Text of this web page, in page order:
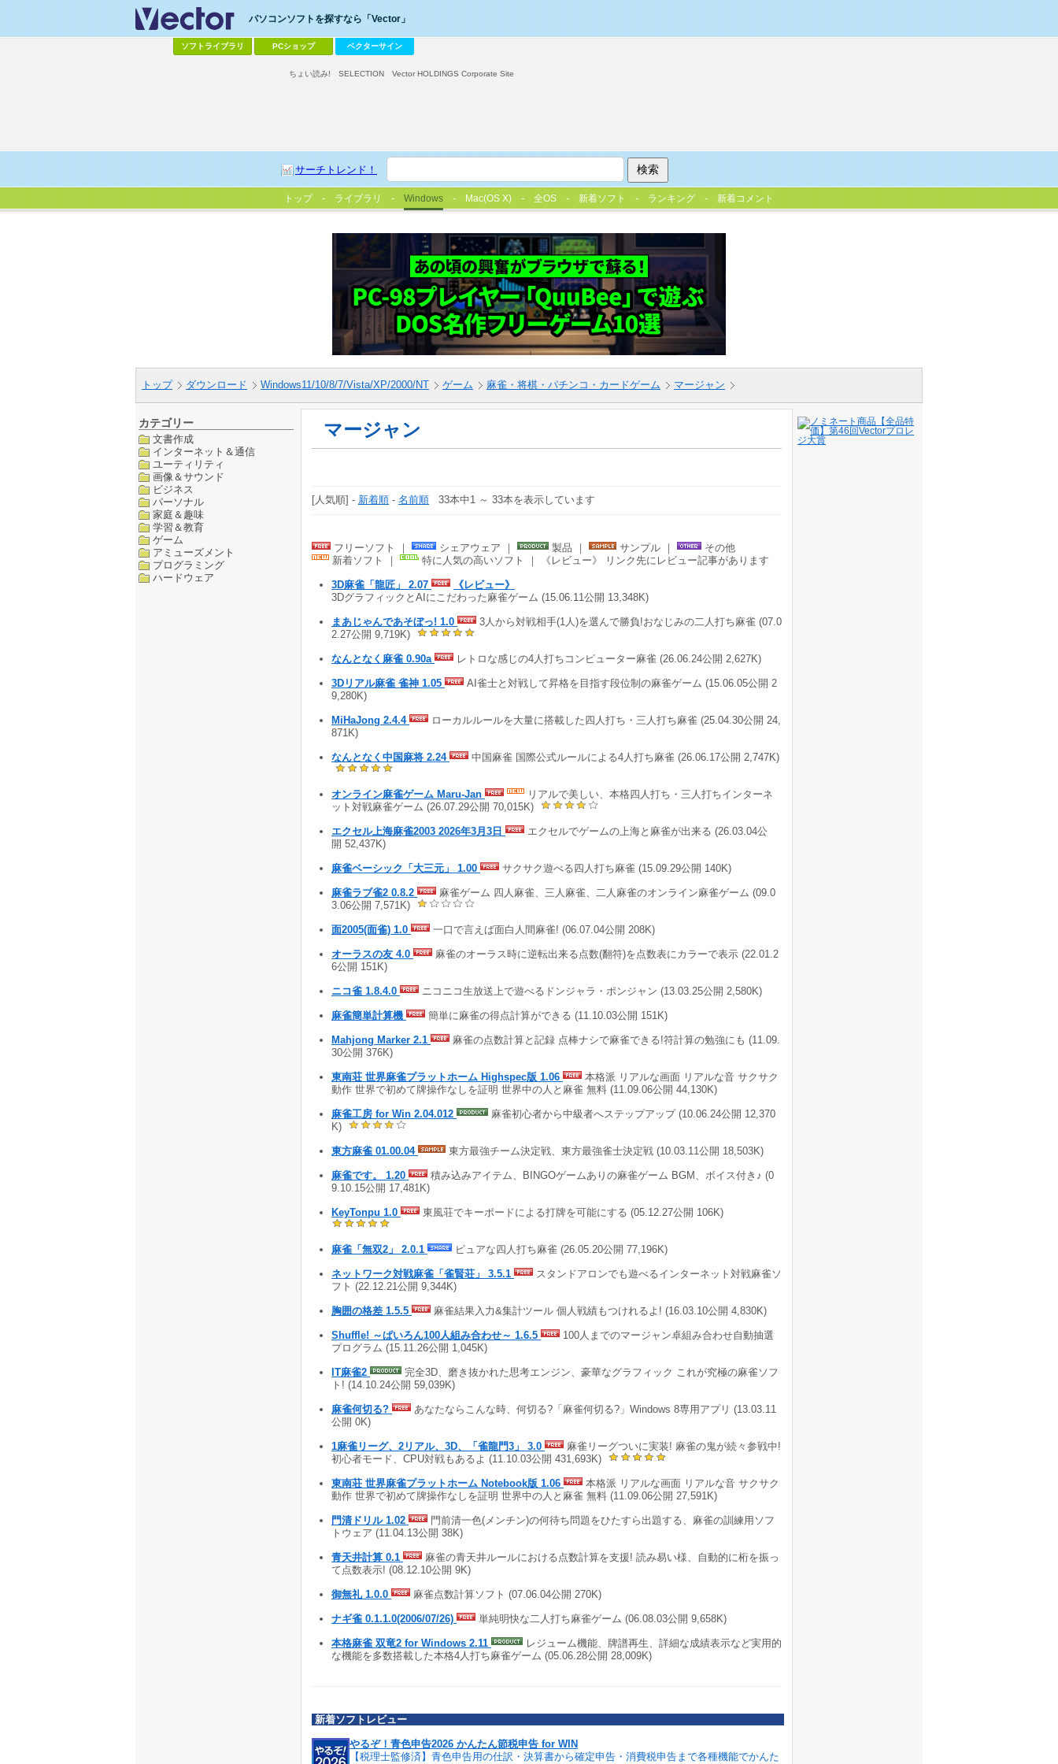
パソコンソフトを探すなら「Vector」
ソフトライブラリ PCショップ ベクターサイン
サーチトレンド！
ちょい読み! SELECTION Vector HOLDINGS Corporate Site
トップ ライブラリ Windows Mac(OS X) 全OS 新着ソフト ランキング 新着コメント
トップ ダウンロード Windows11/10/8/7/Vista/XP/2000/NT ゲーム 麻雀・将棋・パチンコ・カードゲーム マージャン
カテゴリー
文書作成
インターネット＆通信
ユーティリティ
画像＆サウンド
ビジネス
パーソナル
家庭＆趣味
学習＆教育
ゲーム
アミューズメント
プログラミング
ハードウェア
マージャン
[人気順] - 新着順 - 名前順 33本中1 ～ 33本を表示しています
フリーソフト ｜ シェアウェア ｜ 製品 ｜ サンプル ｜
その他
新着ソフト ｜
特に人気の高いソフト ｜ 《レビュー》 リンク先にレビュー記事があります
3D麻雀「龍匠」 2.07
《レビュー》
3DグラフィックとAIにこだわった麻雀ゲーム (15.06.11公開 13,348K)
まあじゃんであそぼっ! 1.0
3人から対戦相手(1人)を選んで勝負!おなじみの二人打ち麻雀 (07.0
2.27公開 9,719K)
なんとなく麻雀 0.90a レトロな感じの4人打ちコンピューター麻雀 (26.06.24公開 2,627K)
3Dリアル麻雀 雀神 1.05
AI雀士と対戦して昇格を目指す段位制の麻雀ゲーム (15.06.05公開 2
9,280K)
MiHaJong 2.4.4
ローカルルールを大量に搭載した四人打ち・三人打ち麻雀 (25.04.30公開 24,
871K)
なんとなく中国麻将 2.24 中国麻雀 国際公式ルールによる4人打ち麻雀 (26.06.17公開 2,747K)
オンライン麻雀ゲーム Maru-Jan
リアルで美しい、本格四人打ち・三人打ちインターネ
ット対戦麻雀ゲーム (26.07.29公開 70,015K)
エクセル上海麻雀2003 2026年3月3日
エクセルでゲームの上海と麻雀が出来る (26.03.04公
開 52,437K)
麻雀ベーシック「大三元」 1.00 サクサク遊べる四人打ち麻雀 (15.09.29公開 140K)
麻雀ラブ雀2 0.8.2
麻雀ゲーム 四人麻雀、三人麻雀、二人麻雀のオンライン麻雀ゲーム (09.0
3.06公開 7,571K)
面2005(面雀) 1.0 一口で言えば面白人間麻雀! (06.07.04公開 208K)
オーラスの友 4.0
麻雀のオーラス時に逆転出来る点数(翻符)を点数表にカラーで表示 (22.01.2
6公開 151K)
ニコ雀 1.8.4.0 ニコニコ生放送上で遊べるドンジャラ・ポンジャン (13.03.25公開 2,580K)
麻雀簡単計算機 簡単に麻雀の得点計算ができる (11.10.03公開 151K)
Mahjong Marker 2.1
麻雀の点数計算と記録 点棒ナシで麻雀できる!符計算の勉強にも (11.09.
30公開 376K)
東南荘 世界麻雀プラットホーム Highspec版 1.06
本格派 リアルな画面 リアルな音 サクサク
動作 世界で初めて牌操作なしを証明 世界中の人と麻雀 無料 (11.09.06公開 44,130K)
麻雀工房 for Win 2.04.012
麻雀初心者から中級者へステップアップ (10.06.24公開 12,370
K)
東方麻雀 01.00.04 東方最強チーム決定戦、東方最強雀士決定戦 (10.03.11公開 18,503K)
麻雀です。 1.20
積み込みアイテム、BINGOゲームありの麻雀ゲーム BGM、ボイス付き♪ (0
9.10.15公開 17,481K)
KeyTonpu 1.0 東風荘でキーボードによる打牌を可能にする (05.12.27公開 106K)
麻雀「無双2」 2.0.1 ピュアな四人打ち麻雀 (26.05.20公開 77,196K)
ネットワーク対戦麻雀「雀賢荘」 3.5.1
スタンドアロンでも遊べるインターネット対戦麻雀ソ
フト (22.12.21公開 9,344K)
胸囲の格差 1.5.5 麻雀結果入力&集計ツール 個人戦績もつけれるよ! (16.03.10公開 4,830K)
Shuffle! ～ぱいろん100人組み合わせ～ 1.6.5
100人までのマージャン卓組み合わせ自動抽選
プログラム (15.11.26公開 1,045K)
IT麻雀2
完全3D、磨き抜かれた思考エンジン、豪華なグラフィック これが究極の麻雀ソフ
ト! (14.10.24公開 59,039K)
麻雀何切る?
あなたならこんな時、何切る?「麻雀何切る?」Windows 8専用アプリ (13.03.11
公開 0K)
1麻雀リーグ、2リアル、3D、「雀龍門3」 3.0
麻雀リーグついに実装! 麻雀の鬼が続々参戦中!
初心者モード、CPU対戦もあるよ (11.10.03公開 431,693K)
東南荘 世界麻雀プラットホーム Notebook版 1.06
本格派 リアルな画面 リアルな音 サクサク
動作 世界で初めて牌操作なしを証明 世界中の人と麻雀 無料 (11.09.06公開 27,591K)
門清ドリル 1.02
門前清一色(メンチン)の何待ち問題をひたすら出題する、麻雀の訓練用ソフ
トウェア (11.04.13公開 38K)
青天井計算 0.1
麻雀の青天井ルールにおける点数計算を支援! 読み易い様、自動的に桁を振っ
て点数表示! (08.12.10公開 9K)
御無礼 1.0.0 麻雀点数計算ソフト (07.06.04公開 270K)
ナギ雀 0.1.1.0(2006/07/26) 単純明快な二人打ち麻雀ゲーム (06.08.03公開 9,658K)
本格麻雀 双竜2 for Windows 2.11
レジューム機能、牌譜再生、詳細な成績表示など実用的
な機能を多数搭載した本格4人打ち麻雀ゲーム (05.06.28公開 28,009K)
新着ソフトレビュー
やるぞ！青色申告2026 かんたん節税申告 for WIN
【税理士監修済】青色申告用の仕訳・決算書から確定申告・消費税申告まで各種機能でかんた